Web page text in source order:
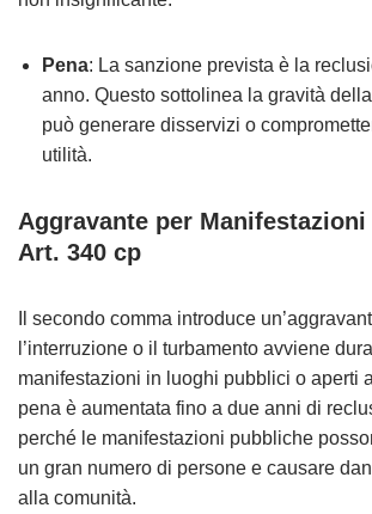
Pena: La sanzione prevista è la
anno. Questo sottolinea la gravità
può generare disservizi o
utilità.
Aggravante per
Art. 340 cp
Il secondo comma introduce
l’interruzione o il turbamento avviene
manifestazioni in luoghi pubblici o aperti
pena è aumentata fino a due anni di
perché le manifestazioni pubbliche
un gran numero di persone e causare
alla comunità.